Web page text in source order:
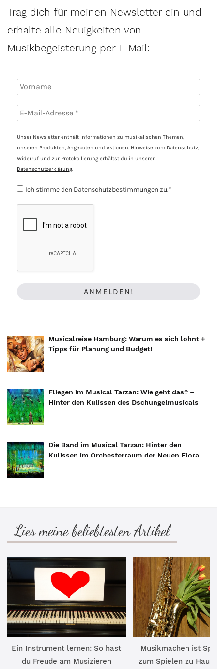
Trag dich für meinen Newsletter ein und
erhalte alle Neuigkeiten von
Musikbegeisterung per E‑Mail:
Unser Newsletter enthält Informationen zu musikalischen Themen,
unseren Produkten, Angeboten und Aktionen. Hinweise zum Datenschutz,
Widerruf und zur Protokollierung erhältst du in unserer
Datenschutzerklärung.
Ich stimme den Datenschutzbestimmungen zu.*
Musicalreise Hamburg: Warum es sich lohnt +
Tipps für Planung und Budget!
Fliegen im Musical Tarzan: Wie geht das? –
Hinter den Kulissen des Dschungelmusicals
Die Band im Musical Tarzan: Hinter den
Kulissen im Orchesterraum der Neuen Flora
Lies meine beliebtesten Artikel
Ein Instrument lernen: So hast
du Freude am Musizieren
Musikmachen ist
zum Spielen zu